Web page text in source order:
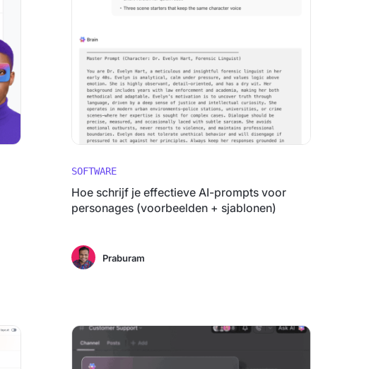
SOFTWARE
Hoe schrijf je effectieve AI-prompts voor
personages (voorbeelden + sjablonen)
Praburam